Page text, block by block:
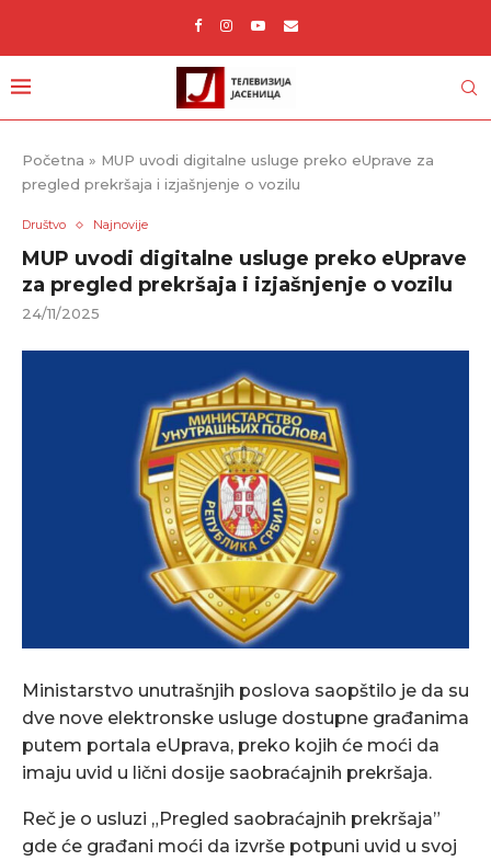
Početna » MUP uvodi digitalne usluge preko eUprave za
pregled prekršaja i izjašnjenje o vozilu
Društvo Najnovije
MUP uvodi digitalne usluge preko eUprave
za pregled prekršaja i izjašnjenje o vozilu
24/11/2025
Ministarstvo unutrašnjih poslova saopštilo je da su
dve nove elektronske usluge dostupne građanima
putem portala eUprava, preko kojih će moći da
imaju uvid u lični dosije saobraćajnih prekršaja.
Reč je o usluzi „Pregled saobraćajnih prekršaja”
gde će građani moći da izvrše potpuni uvid u svoj